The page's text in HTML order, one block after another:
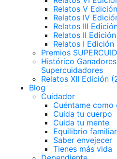
Relatos V
Relatos IV
Relatos III
Relatos II
Relatos I Edición
Premios
Histórico
Supercuidadores
Relatos XII Edición
Blog
Cuidador
Cuéntame como
Cuida tu cuerpo
Cuida tu mente
Equilibrio familiar
Saber envejecer
Tienes más vida